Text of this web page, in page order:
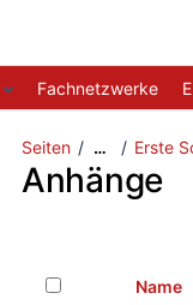
Fachnetzwerke
Seiten … Erste
Anhänge
Name